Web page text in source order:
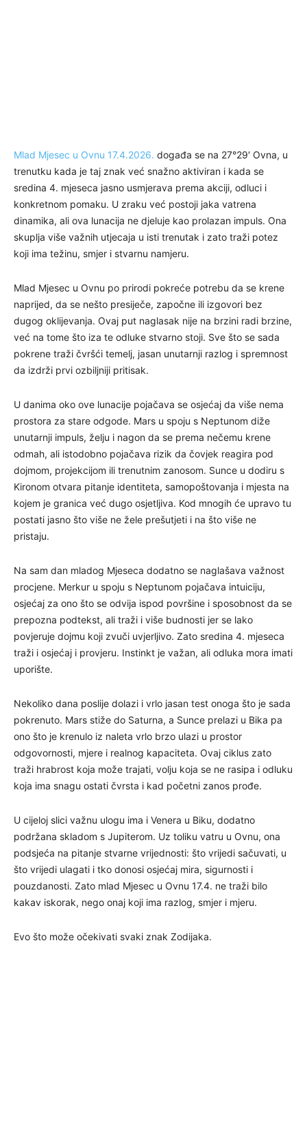
Mlad Mjesec u Ovnu 17.4.2026. događa se na 27°29′ Ovna, u
trenutku kada je taj znak već snažno aktiviran i kada se
sredina 4. mjeseca jasno usmjerava prema akciji, odluci i
konkretnom pomaku. U zraku već postoji jaka vatrena
dinamika, ali ova lunacija ne djeluje kao prolazan impuls. Ona
skuplja više važnih utjecaja u isti trenutak i zato traži potez
koji ima težinu, smjer i stvarnu namjeru.
Mlad Mjesec u Ovnu po prirodi pokreće potrebu da se krene
naprijed, da se nešto presiječe, započne ili izgovori bez
dugog oklijevanja. Ovaj put naglasak nije na brzini radi brzine,
već na tome što iza te odluke stvarno stoji. Sve što se sada
pokrene traži čvršći temelj, jasan unutarnji razlog i spremnost
da izdrži prvi ozbiljniji pritisak.
U danima oko ove lunacije pojačava se osjećaj da više nema
prostora za stare odgode. Mars u spoju s Neptunom diže
unutarnji impuls, želju i nagon da se prema nečemu krene
odmah, ali istodobno pojačava rizik da čovjek reagira pod
dojmom, projekcijom ili trenutnim zanosom. Sunce u dodiru s
Kironom otvara pitanje identiteta, samopoštovanja i mjesta na
kojem je granica već dugo osjetljiva. Kod mnogih će upravo tu
postati jasno što više ne žele prešutjeti i na što više ne
pristaju.
Na sam dan mladog Mjeseca dodatno se naglašava važnost
procjene. Merkur u spoju s Neptunom pojačava intuiciju,
osjećaj za ono što se odvija ispod površine i sposobnost da se
prepozna podtekst, ali traži i više budnosti jer se lako
povjeruje dojmu koji zvuči uvjerljivo. Zato sredina 4. mjeseca
traži i osjećaj i provjeru. Instinkt je važan, ali odluka mora imati
uporište.
Nekoliko dana poslije dolazi i vrlo jasan test onoga što je sada
pokrenuto. Mars stiže do Saturna, a Sunce prelazi u Bika pa
ono što je krenulo iz naleta vrlo brzo ulazi u prostor
odgovornosti, mjere i realnog kapaciteta. Ovaj ciklus zato
traži hrabrost koja može trajati, volju koja se ne rasipa i odluku
koja ima snagu ostati čvrsta i kad početni zanos prođe.
U cijeloj slici važnu ulogu ima i Venera u Biku, dodatno
podržana skladom s Jupiterom. Uz toliku vatru u Ovnu, ona
podsjeća na pitanje stvarne vrijednosti: što vrijedi sačuvati, u
što vrijedi ulagati i tko donosi osjećaj mira, sigurnosti i
pouzdanosti. Zato mlad Mjesec u Ovnu 17.4. ne traži bilo
kakav iskorak, nego onaj koji ima razlog, smjer i mjeru.
Evo što može očekivati svaki znak Zodijaka.